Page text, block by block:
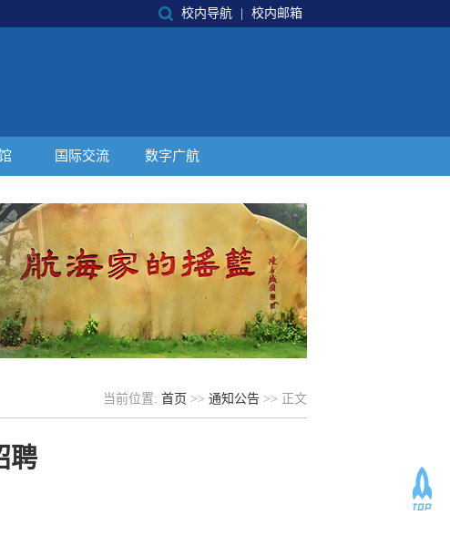
校内导航 校内邮箱
国际交流 数字广航
当前位置: 首页 >> 通知公告 >> 正文
聘